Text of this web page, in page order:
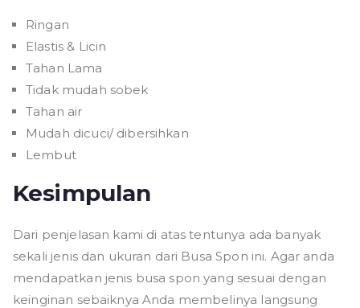
Ringan
Elastis & Licin
Tahan Lama
Tidak mudah sobek
Tahan air
Mudah dicuci/ dibersihkan
Lembut
Kesimpulan
Dari penjelasan kami di atas tentunya ada banyak
sekali jenis dan ukuran dari Busa Spon ini. Agar anda
mendapatkan jenis busa spon yang sesuai dengan
keinginan sebaiknya Anda membelinya langsung